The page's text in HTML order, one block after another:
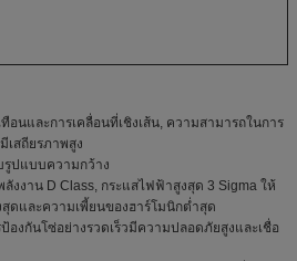
อนและการเคลื่อนที่เชิงเส้น, ความสามารถในการ
เสถียรภาพสูง
ปแบบความกว้าง
งงาน D Class, กระแสไฟฟ้าสูงสุด 3 Sigma ให้
ดและความเพี้ยนของฮาร์โมนิกต่ำสุด
องกันโซ่อย่างรวดเร็วมีความปลอดภัยสูงและเชื่อ